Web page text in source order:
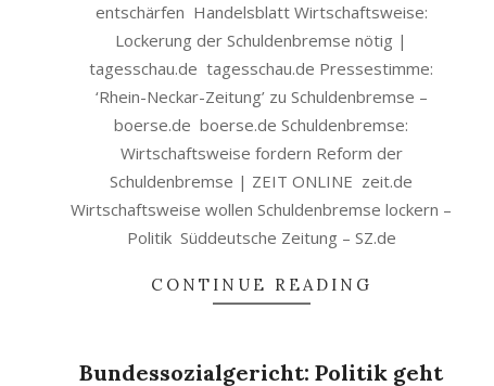
entschärfen Handelsblatt Wirtschaftsweise:
Lockerung der Schuldenbremse nötig |
tagesschau.de tagesschau.de Pressestimme:
‘Rhein-Neckar-Zeitung’ zu Schuldenbremse –
boerse.de boerse.de Schuldenbremse:
Wirtschaftsweise fordern Reform der
Schuldenbremse | ZEIT ONLINE zeit.de
Wirtschaftsweise wollen Schuldenbremse lockern –
Politik Süddeutsche Zeitung – SZ.de
CONTINUE READING
Bundessozialgericht: Politik geht